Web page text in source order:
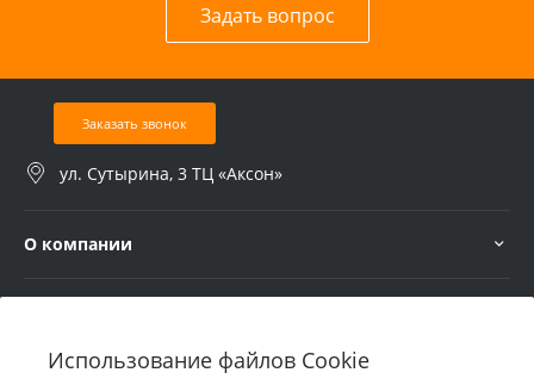
Использование файлов Cookie
Задать вопрос
Заказать звонок
ул. Сутырина, 3 ТЦ «Аксон»
О компании